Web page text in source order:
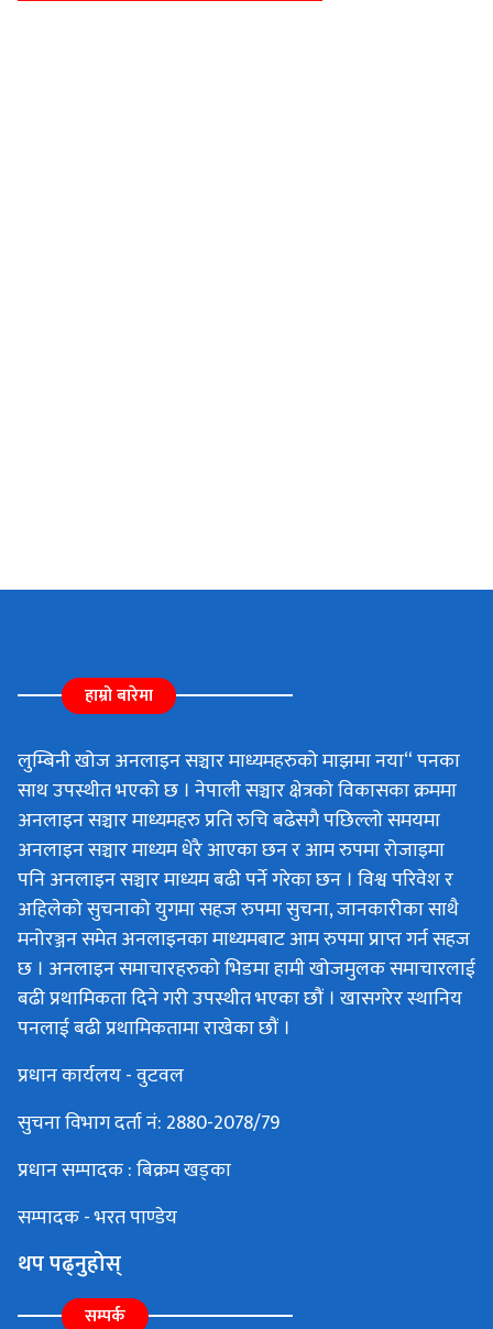
हाम्रो बारेमा
लुम्बिनी खोज अनलाइन सञ्चार माध्यमहरुको माझमा नया“ पनका
साथ उपस्थीत भएको छ । नेपाली सञ्चार क्षेत्रको विकासका क्रममा
अनलाइन सञ्चार माध्यमहरु प्रति रुचि बढेसगै पछिल्लो समयमा
अनलाइन सञ्चार माध्यम धेरै आएका छन र आम रुपमा रोजाइमा
पनि अनलाइन सञ्चार माध्यम बढी पर्ने गरेका छन । विश्व परिवेश र
अहिलेको सुचनाको युगमा सहज रुपमा सुचना, जानकारीका साथै
मनोरञ्जन समेत अनलाइनका माध्यमबाट आम रुपमा प्राप्त गर्न सहज
छ । अनलाइन समाचारहरुको भिडमा हामी खोजमुलक समाचारलाई
बढी प्रथामिकता दिने गरी उपस्थीत भएका छौं । खासगरेर स्थानिय
पनलाई बढी प्रथामिकतामा राखेका छौं ।
प्रधान कार्यलय - वुटवल
सुचना विभाग दर्ता नं: 2880-2078/79
प्रधान सम्पादक : बिक्रम खड्का
सम्पादक - भरत पाण्डेय
थप पढ्नुहोस्
सम्पर्क